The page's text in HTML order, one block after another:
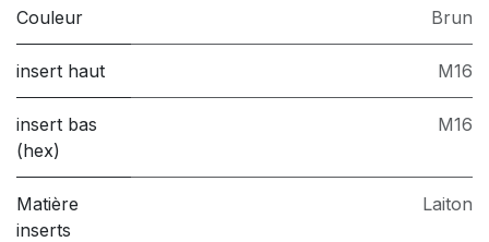
Couleur Brun
insert haut M16
insert bas
(hex)
M16
Matière
inserts
Laiton